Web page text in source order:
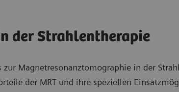
der Strahlentherapie
Magnetresonanztomographie in der
der MRT und ihre speziellen